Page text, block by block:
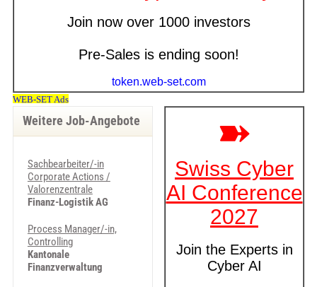
Weitere Job-Angebote
Sachbearbeiter/-in
Corporate Actions /
Valorenzentrale
Finanz-Logistik AG
Process Manager/-in,
Controlling
Kantonale
Finanzverwaltung